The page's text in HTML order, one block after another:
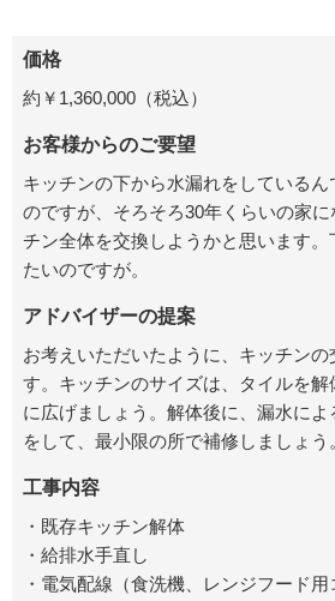
価格
約￥1,360,000（税込）
お客様からのご要望
キッチンの下から水漏れをしている
のですが、そろそろ30年くらいの家
チン全体を交換しようかと思います。
たいのですが。
アドバイザーの提案
お考えいただいたように、キッチンの
す。キッチンのサイズは、タイルを
に広げましょう。解体後に、漏水に
をして、最小限の所で補修しましょう
工事内容
・既存キッチン解体
・給排水手直し
・電気配線（食洗機、レンジフード用